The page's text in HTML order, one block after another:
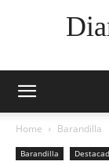
Home Barandilla
Barandilla